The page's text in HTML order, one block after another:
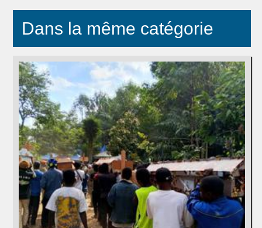
Dans la même catégorie